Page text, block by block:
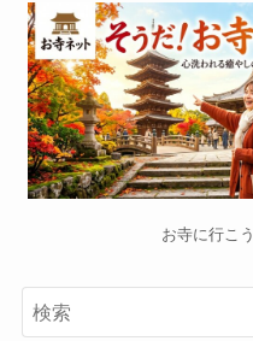
お寺に行こう